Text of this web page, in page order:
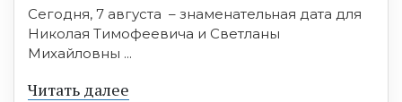
Сегодня, 7 августа – знаменательная дата для
Николая Тимофеевича и Светланы
Михайловны ...
Читать далее